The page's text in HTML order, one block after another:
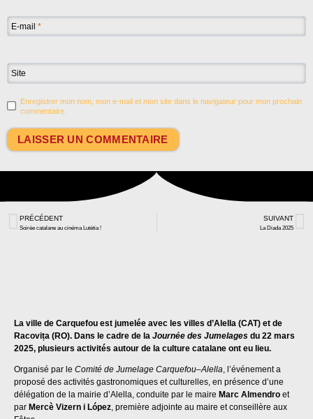
E-mail *
Site
Enregistrer mon nom, mon e-mail et mon site dans le navigateur pour mon prochain
commentaire.
PRÉCÉDENT
Soirée catalane au cinéma Lutétia !
SUIVANT
La Diada 2025
La ville de Carquefou est jumelée avec les villes d’Alella (CAT) et de
Racovița (RO). Dans le cadre de la Journée des Jumelages du 22 mars
2025, plusieurs activités autour de la culture catalane ont eu lieu.
Organisé par le Comité de Jumelage Carquefou–Alella, l’événement a
proposé des activités gastronomiques et culturelles, en présence d’une
délégation de la mairie d’Alella, conduite par le maire Marc Almendro et
par Mercè Vizern i López, première adjointe au maire et conseillère aux